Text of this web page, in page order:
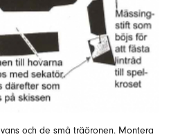
och de små träöronen. Montera